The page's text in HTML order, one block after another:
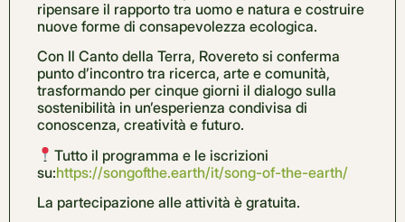
ripensare il rapporto tra uomo e natura e costruire
nuove forme di consapevolezza ecologica.
Con Il Canto della Terra, Rovereto si conferma
punto d’incontro tra ricerca, arte e comunità,
trasformando per cinque giorni il dialogo sulla
sostenibilità in un’esperienza condivisa di
conoscenza, creatività e futuro.
Tutto il programma e le iscrizioni
su:https://songofthe.earth/it/song-of-the-earth/
La partecipazione alle attività è gratuita.